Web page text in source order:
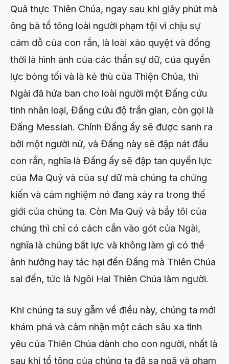
Quả thực Thiên Chúa, ngay sau khi giây phút mà
ông bà tổ tông loài người phạm tội vì chịu sự
cám dỗ của con rắn, là loài xảo quyệt và đồng
thời là hình ảnh của các thần sự dữ, của quyền
lực bóng tối và là kẻ thù của Thiện Chúa, thì
Ngài đã hứa ban cho loài người một Đấng cứu
tinh nhân loại, Đấng cứu độ trần gian, còn gọi là
Đấng Messiah. Chính Đấng ấy sẽ được sanh ra
bởi một người nữ, và Đấng này sẽ đập nát đầu
con rắn, nghĩa là Đấng ấy sẽ đập tan quyền lực
của Ma Quỷ và của sự dữ mà chúng ta chứng
kiến và cảm nghiệm nó đang xảy ra trong thế
giới của chúng ta. Còn Ma Quỷ và bầy tôi của
chúng thì chỉ có cách cắn vào gót của Ngài,
nghĩa là chúng bất lực và không làm gì có thể
ảnh hưởng hay tác hại đến Đấng mà Thiên Chúa
sai đến, tức là Ngôi Hai Thiên Chúa làm người.
Khi chúng ta suy gẫm về điều này, chúng ta mới
khám phá và cảm nhận một cách sâu xa tình
yêu của Thiên Chúa dành cho con người, nhất là
sau khi tổ tông của chúng ta đã sa ngã và phạm